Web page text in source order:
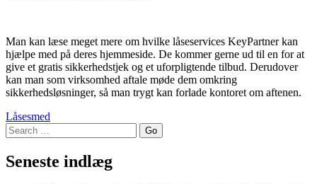
Man kan læse meget mere om hvilke låseservices KeyPartner kan
hjælpe med på deres hjemmeside. De kommer gerne ud til en for at
give et gratis sikkerhedstjek og et uforpligtende tilbud. Derudover
kan man som virksomhed aftale møde dem omkring
sikkerhedsløsninger, så man trygt kan forlade kontoret om aftenen.
Låsesmed
Search
Seneste indlæg